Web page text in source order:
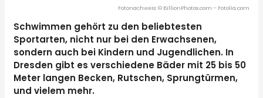
Fotonachweis: © BillionPhotos.com – Fotolia.com
Schwimmen gehört zu den beliebtesten
Sportarten, nicht nur bei den Erwachsenen,
sondern auch bei Kindern und Jugendlichen. In
Dresden gibt es verschiedene Bäder mit 25 bis 50
Meter langen Becken, Rutschen, Sprungtürmen,
und vielem mehr.